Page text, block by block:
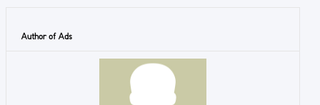
Author of Ads